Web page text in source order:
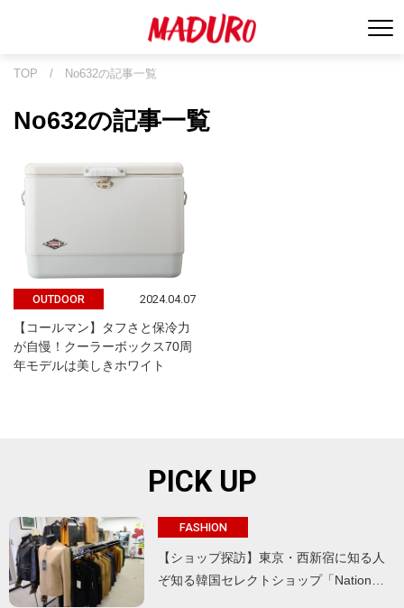
TOP / No632の記事一覧
No632の記事一覧
OUTDOOR 2024.04.07
【コールマン】タフさと保冷力
が自慢！クーラーボックス70周
年モデルは美しきホワイト
PICK UP
FASHION
【ショップ探訪】東京・西新宿に知る人
ぞ知る韓国セレクトショップ「Nation…